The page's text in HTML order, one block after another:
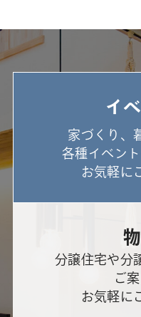
イ
家づくり、
各種イベン
お気軽に
分譲住宅や分
ご
お気軽に